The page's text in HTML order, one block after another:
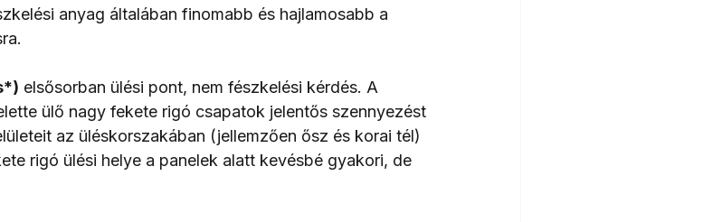
anyag általában finomabb és hajlamosabb a
elsősorban ülési pont, nem fészkelési kérdés. A
ülő nagy fekete rigó csapatok jelentős szennyezést
az üléskorszakában (jellemzően ősz és korai tél)
rigó ülési helye a panelek alatt kevésbé gyakori, de